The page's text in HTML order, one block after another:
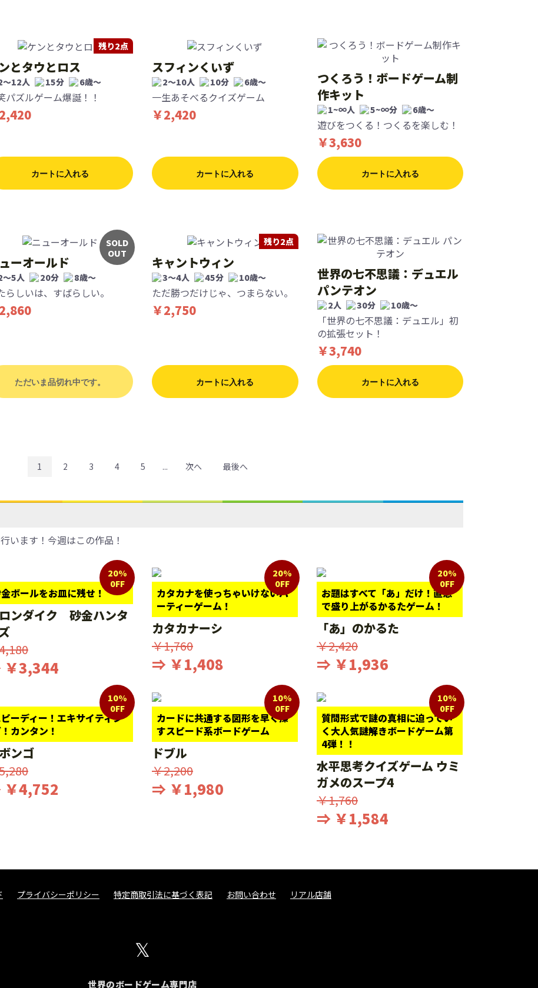
残り2点
とタウとロス
〜12人 15分 6歳〜
パズルゲーム爆誕！！
カートに入れる
スフィンくいず
2〜10人 10分 6歳〜
一生あそべるクイズゲーム
￥2,420
カートに入れる
つくろう！ボードゲーム制
作キット
1~∞人 5~∞分 6歳〜
遊びをつくる！つくるを楽しむ！
￥3,630
カートに入れる
SOLD
OUT
ーオールド
〜5人 20分 8歳〜
らしいは、すばらしい。
ただいま品切れ中です。
残り2点
キャントウィン
3〜4人 45分 10歳〜
ただ勝つだけじゃ、つまらない。
￥2,750
カートに入れる
世界の七不思議：デュエル
パンテオン
2人 30分 10歳〜
「世界の七不思議：デュエル」初
の拡張セット！
￥3,740
カートに入れる
1 2 3 4 5 ... 次へ 最後へ
います！今週はこの作品！
ボールをお皿に残せ！
20%
0FF
ンダイク 砂金ハンタ
3,344
カタカナを使っちゃいけないパ
ーティーゲーム！
20%
0FF
カタカナーシ
￥1,760
⇒ ￥1,408
お題はすべて「あ」だけ！直感
で盛り上がるかるたゲーム！
20%
0FF
「あ」のかるた
￥2,420
⇒ ￥1,936
ーディー！エキサイティン
カンタン！
10%
0FF
ンゴ
4,752
カードに共通する図形を早く探
すスピード系ボードゲーム
10%
0FF
ドブル
￥2,200
⇒ ￥1,980
質問形式で謎の真相に迫ってい
く大人気謎解きボードゲーム第
4弾！！
10%
0FF
水平思考クイズゲーム ウミ
ガメのスープ4
￥1,760
⇒ ￥1,584
プライバシーポリシー 特定商取引法に基づく表記 お問い合わせ リアル店舗
𝕏
世界のボードゲーム専門店